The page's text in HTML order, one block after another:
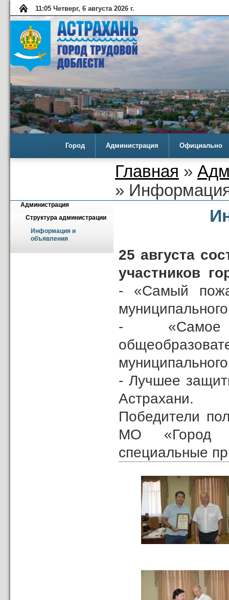
11:05 Четверг, 6 августа 2026 г.
Город Администрация Официально
Главная »
»
Администрация
Структура администрации
Информация и
объявления
25 августа
участников
- «Самый
- «Самое
- Лучшее
Астрахани.
Победители
МО «Город
специальные